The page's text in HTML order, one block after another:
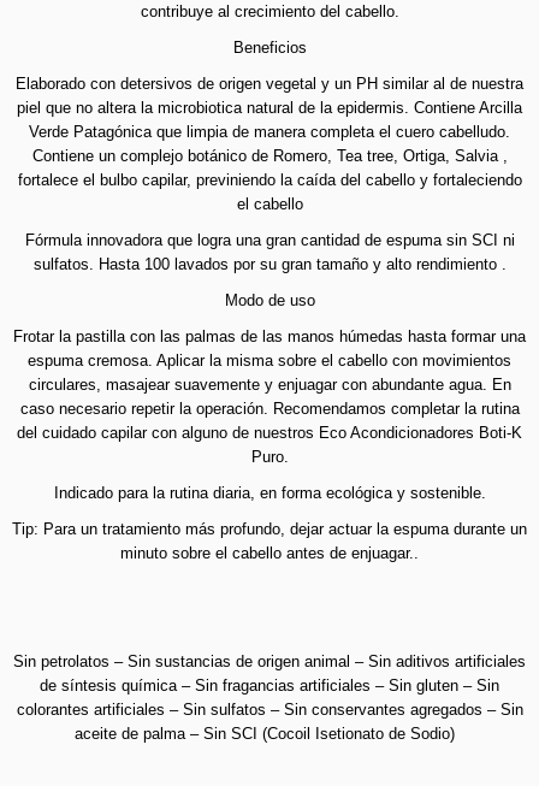
contribuye al crecimiento del cabello.
Beneficios
Elaborado con detersivos de origen vegetal y un PH similar al de nuestra
piel que no altera la microbiotica natural de la epidermis. Contiene Arcilla
Verde Patagónica que limpia de manera completa el cuero cabelludo.
Contiene un complejo botánico de Romero, Tea tree, Ortiga, Salvia ,
fortalece el bulbo capilar, previniendo la caída del cabello y fortaleciendo
el cabello
Fórmula innovadora que logra una gran cantidad de espuma sin SCI ni
sulfatos. Hasta 100 lavados por su gran tamaño y alto rendimiento .
Modo de uso
Frotar la pastilla con las palmas de las manos húmedas hasta formar una
espuma cremosa. Aplicar la misma sobre el cabello con movimientos
circulares, masajear suavemente y enjuagar con abundante agua. En
caso necesario repetir la operación. Recomendamos completar la rutina
del cuidado capilar con alguno de nuestros Eco Acondicionadores Boti-K
Puro.
Indicado para la rutina diaria, en forma ecológica y sostenible.
Tip: Para un tratamiento más profundo, dejar actuar la espuma durante un
minuto sobre el cabello antes de enjuagar..
Sin petrolatos – Sin sustancias de origen animal – Sin aditivos artificiales
de síntesis química – Sin fragancias artificiales – Sin gluten – Sin
colorantes artificiales – Sin sulfatos – Sin conservantes agregados – Sin
aceite de palma – Sin SCI (Cocoil Isetionato de Sodio)